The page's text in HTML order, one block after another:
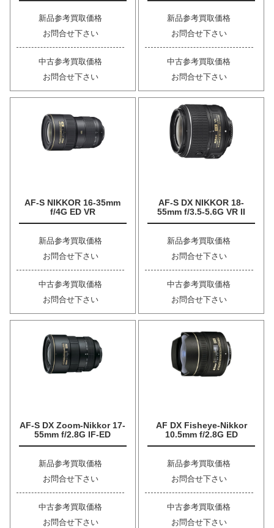
新品参考買取価格
お問合せ下さい
中古参考買取価格
お問合せ下さい
新品参考買取価格
お問合せ下さい
中古参考買取価格
お問合せ下さい
AF-S NIKKOR 16-35mm
f/4G ED VR
新品参考買取価格
お問合せ下さい
中古参考買取価格
お問合せ下さい
AF-S DX NIKKOR 18-
55mm f/3.5-5.6G VR II
新品参考買取価格
お問合せ下さい
中古参考買取価格
お問合せ下さい
AF-S DX Zoom-Nikkor 17-
55mm f/2.8G IF-ED
新品参考買取価格
お問合せ下さい
中古参考買取価格
お問合せ下さい
AF DX Fisheye-Nikkor
10.5mm f/2.8G ED
新品参考買取価格
お問合せ下さい
中古参考買取価格
お問合せ下さい